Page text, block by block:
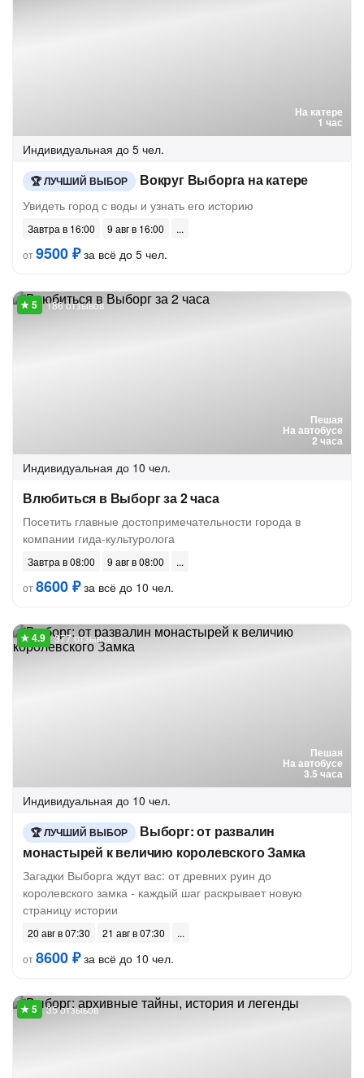
На катере
1 час
Индивидуальная до 5 чел.
ЛУЧШИЙ ВЫБОР Вокруг Выборга на катере
Увидеть город с воды и узнать его историю
Завтра в 16:00
9 авг в 16:00
от9500 ₽за всё до 5 чел.
Пешая
На автобусе
2 часа
186 отзывов
Индивидуальная до 10 чел.
Влюбиться в Выборг за 2 часа
Посетить главные достопримечательности города в
компании гида-культуролога
Завтра в 08:00
9 авг в 08:00
от8600 ₽за всё до 10 чел.
Пешая
На автобусе
3.5 часа
377 отзывов
Индивидуальная до 10 чел.
ЛУЧШИЙ ВЫБОР
Выборг: от развалин
монастырей к величию королевского Замка
Загадки Выборга ждут вас: от древних руин до
королевского замка - каждый шаг раскрывает новую
страницу истории
20 авг в 07:30
21 авг в 07:30
от8600 ₽за всё до 10 чел.
35 отзывов